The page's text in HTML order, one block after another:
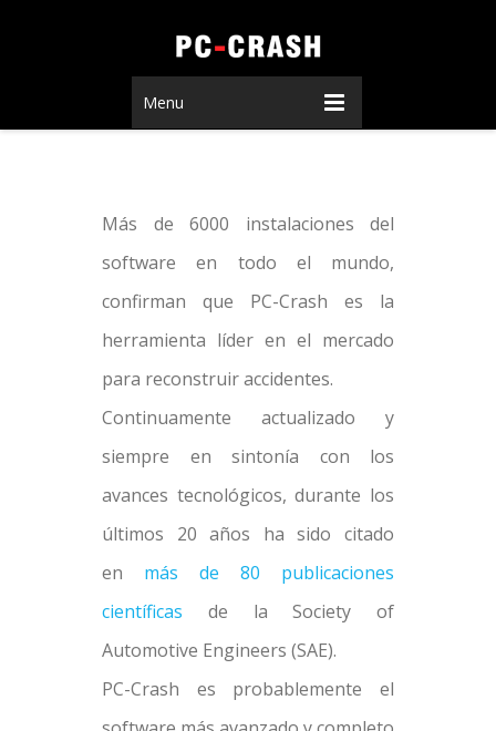
Menu
Más de 6000 instalaciones del
software en todo el mundo,
confirman que PC-Crash es la
herramienta líder en el mercado
para reconstruir accidentes.
Continuamente actualizado y
siempre en sintonía con los
avances tecnológicos, durante los
últimos 20 años ha sido citado
en más de 80 publicaciones
científicas de la Society of
Automotive Engineers (SAE).
PC-Crash es probablemente el